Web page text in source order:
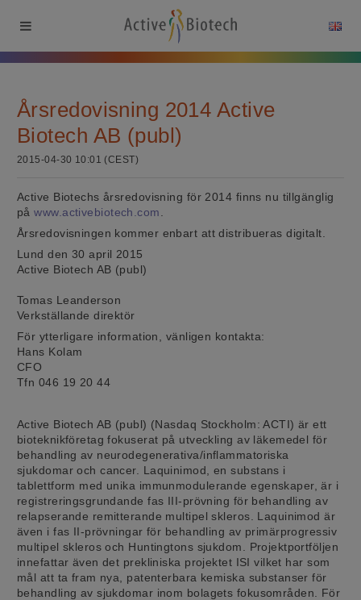
Årsredovisning 2014 Active
Biotech AB (publ)
2015-04-30 10:01 (CEST)
Active Biotechs årsredovisning för 2014 finns nu tillgänglig
påwww.activebiotech.com
Årsredovisningen kommer enbart att distribueras digitalt.
Lund den 30 april 2015
Active Biotech AB (publ)
Tomas Leanderson
Verkställande direktör
För ytterligare information, vänligen kontakta:
Hans Kolam
CFO
Tfn 046 19 20 44
Active Biotech AB (publ) (Nasdaq Stockholm: ACTI) är ett
bioteknikföretag fokuserat på utveckling av läkemedel för
behandling av neurodegenerativa/inflammatoriska
sjukdomar och cancer. Laquinimod, en substans i
tablettform med unika immunmodulerande egenskaper, är i
registreringsgrundande fas III-prövning för behandling av
relapserande remitterande multipel skleros. Laquinimod är
även i fas II-prövningar för behandling av primärprogressiv
multipel skleros och Huntingtons sjukdom. Projektportföljen
innefattar även det prekliniska projektet ISI vilket har som
mål att ta fram nya, patenterbara kemiska substanser för
behandling av sjukdomar inom bolagets fokusområden. För